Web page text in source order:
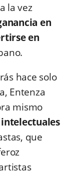
la vez
en
en
hace solo
Entenza
mismo
que